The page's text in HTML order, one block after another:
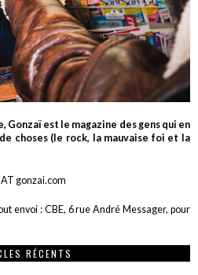
Gonzaï est le magazine des gens qui en
choses (le rock, la mauvaise foi et la
gonzai.com
envoi : CBE, 6 rue André Messager, pour
RÉCENTS